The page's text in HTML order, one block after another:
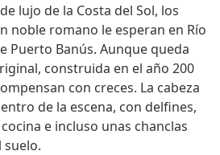
noble romano le esperan en Río
Puerto Banús. Aunque queda
construida en el año 200
con creces. La cabeza
de la escena, con delfines,
e incluso unas chanclas